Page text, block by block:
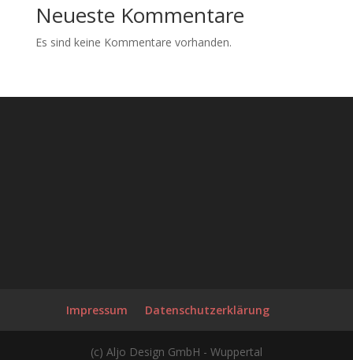
Neueste Kommentare
Es sind keine Kommentare vorhanden.
Impressum Datenschutzerklärung
(c) Aljo Design GmbH - Wuppertal